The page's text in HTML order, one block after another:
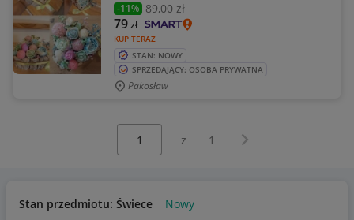
-11% 89,00 zł
KUP TERAZ
79zł
STAN: NOWY
SPRZEDAJĄCY: OSOBA PRYWATNA
Pakosław
z 1 Następna strona
Stan przedmiotu: Świece Nowy